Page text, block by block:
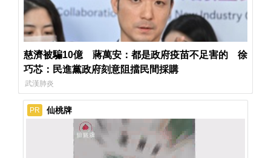
慈濟被騙10億 蔣萬安：都是政府疫苗不足害的 徐
巧芯：民進黨政府刻意阻擋民間採購
武漢肺炎
PR 仙桃牌